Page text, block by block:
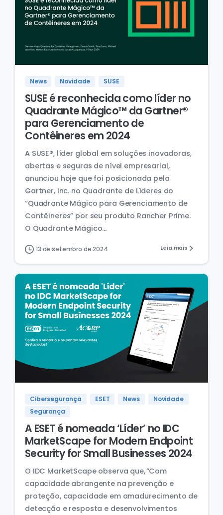
News Novidade SUSE
SUSE é reconhecida como líder no
Quadrante Mágico™ da Gartner®
para Gerenciamento de
Contêineres em 2024
A SUSE®, líder global em soluções inovadoras,
abertas e seguras de nível empresarial,
anunciou hoje que foi posicionada pela
Gartner, Inc. no Quadrante de Líderes do
“Quadrante Mágico para Gerenciamento de
Contêineres” por seu produto Rancher Prime.
O Quadrante Mágico...
13 de setembro de 2024 Leia mais
Cibersegurança ESET News
Novidade
Segurança
A ESET é nomeada ‘Líder’ no IDC
MarketScape for Modern Endpoint
Security for Small Businesses 2024
O IDC MarketScape observa que, “Com
capacidade abrangente na prevenção e
proteção, capacidade em amadurecimento de
detecção e resposta e desenvolvimentos